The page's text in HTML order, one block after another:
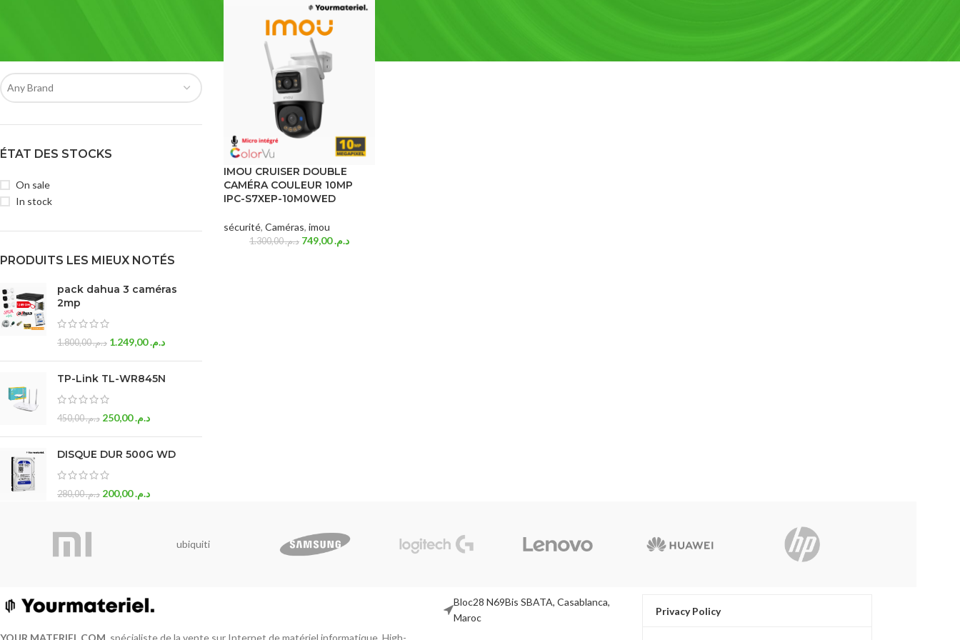
Any Brand
ÉTAT DES STOCKS
On sale
In stock
PRODUITS LES MIEUX NOTÉS
pack dahua 3 caméras
2mp
د.م.1.800,00 د.م.1.249,00
TP-Link TL-WR845N
د.م.450,00 د.م.250,00
DISQUE DUR 500G WD
د.م.280,00 د.م.200,00
IMOU CRUISER DOUBLE
CAMÉRA COULEUR 10MP
IPC-S7XEP-10M0WED
sécurité, Caméras, imou
د.م.1.300,00 د.م.749,00
ubiquiti
YOUR MATERIEL COM , spécialiste de la vente sur Internet de matériel informatique, High-
Bloc28 N69Bis SBATA, Casablanca,
Maroc
Privacy Policy